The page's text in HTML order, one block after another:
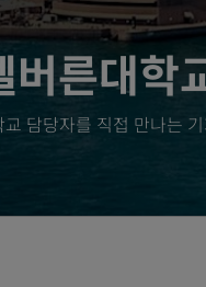
버른대
교 담당자를 직접 만나는